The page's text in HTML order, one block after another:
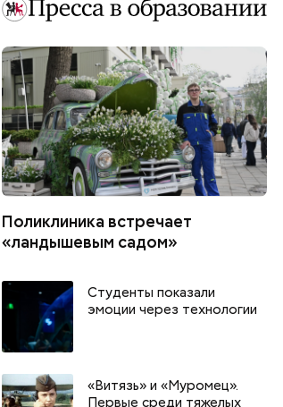
Поликлиника встречает
«ландышевым садом»
Студенты показали
эмоции через технологии
«Витязь» и «Муромец».
Первые среди тяжелых